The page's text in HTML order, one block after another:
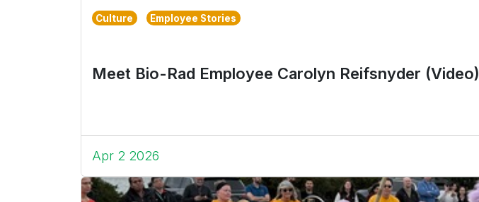
Culture Employee Stories
Meet Bio-Rad Employee Carolyn Reifsnyder (Video)
Apr 2 2026